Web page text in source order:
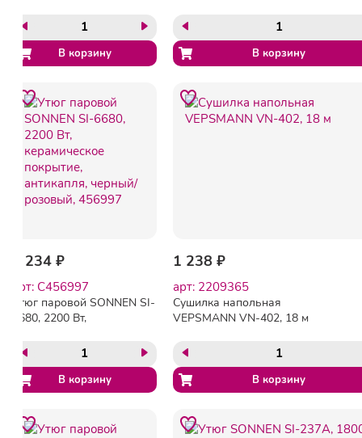
1 234 ₽
арт: C456997
Утюг паровой SONNEN SI-
6680, 2200 Вт,
антикапля, черный/
розовый, 456997
1 238 ₽
арт: 2209365
Сушилка напольная
VEPSMANN VN-402, 18 м